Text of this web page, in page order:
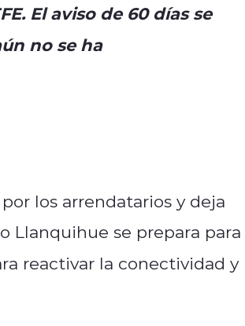
El aviso de 60 días se
no se ha
los arrendatarios y deja
Llanquihue se prepara para
reactivar la conectividad y